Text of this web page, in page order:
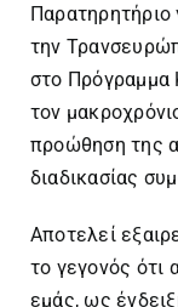
Παρατηρητήριο
την
στο Πρόγραμμα
τον
προώθηση της
διαδικασίας
Αποτελεί
το γεγονός ότι
εμάς, ως